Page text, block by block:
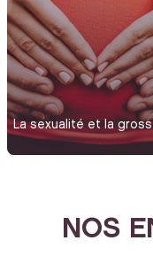
La sexualité et la
NOS